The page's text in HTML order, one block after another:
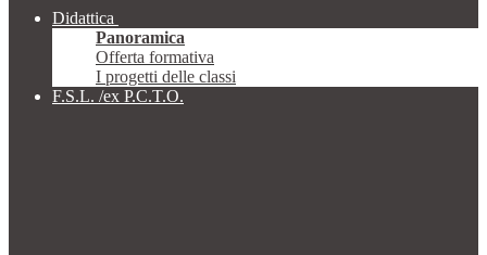
Didattica
Panoramica
Offerta formativa
I progetti delle classi
F.S.L. /ex P.C.T.O.